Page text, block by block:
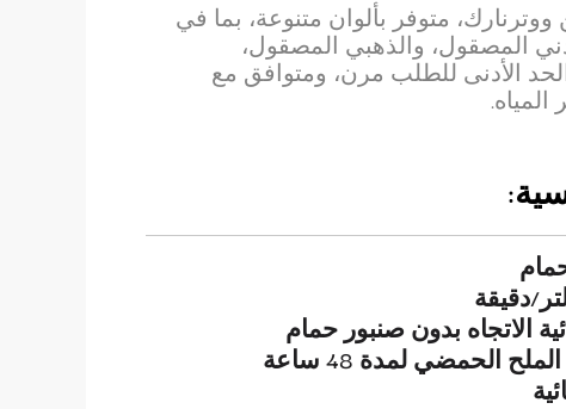
متوفر بألوان متنوعة، بما في
المصقول، والذهبي المصقول،
الأدنى للطلب مرن، ومتوافق مع
الاتجاه بدون صنبور حمام
الحمضي لمدة 48 ساعة